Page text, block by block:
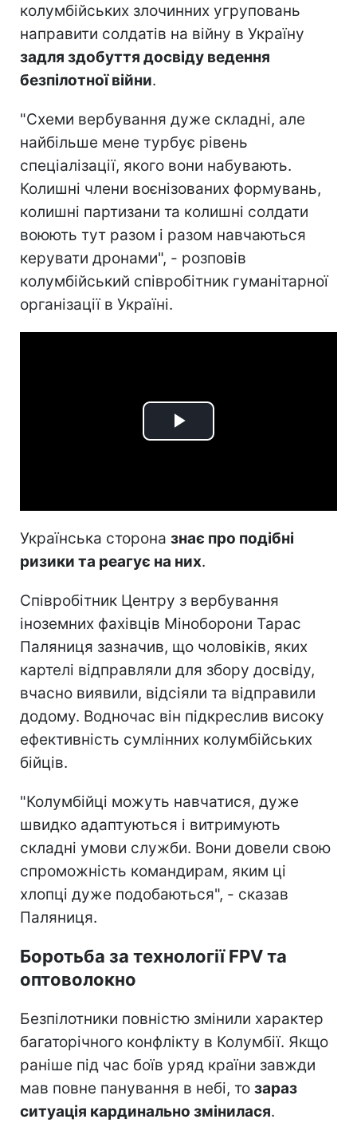
колумбійських злочинних угруповань
направити солдатів на війну в Україну
задля здобуття досвіду ведення
безпілотної війни.
"Схеми вербування дуже складні, але
найбільше мене турбує рівень
спеціалізації, якого вони набувають.
Колишні члени воєнізованих формувань,
колишні партизани та колишні солдати
воюють тут разом і разом навчаються
керувати дронами", - розповів
колумбійський співробітник гуманітарної
організації в Україні.
Play
Українська сторона знає про подібні
ризики та реагує на них.
Співробітник Центру з вербування
іноземних фахівців Міноборони Тарас
Паляниця зазначив, що чоловіків, яких
картелі відправляли для збору досвіду,
вчасно виявили, відсіяли та відправили
додому. Водночас він підкреслив високу
ефективність сумлінних колумбійських
бійців.
"Колумбійці можуть навчатися, дуже
швидко адаптуються і витримують
складні умови служби. Вони довели свою
спроможність командирам, яким ці
хлопці дуже подобаються", - сказав
Паляниця.
Боротьба за технології FPV та
оптоволокно
Безпілотники повністю змінили характер
багаторічного конфлікту в Колумбії. Якщо
раніше під час боїв уряд країни завжди
мав повне панування в небі, то зараз
ситуація кардинально змінилася.